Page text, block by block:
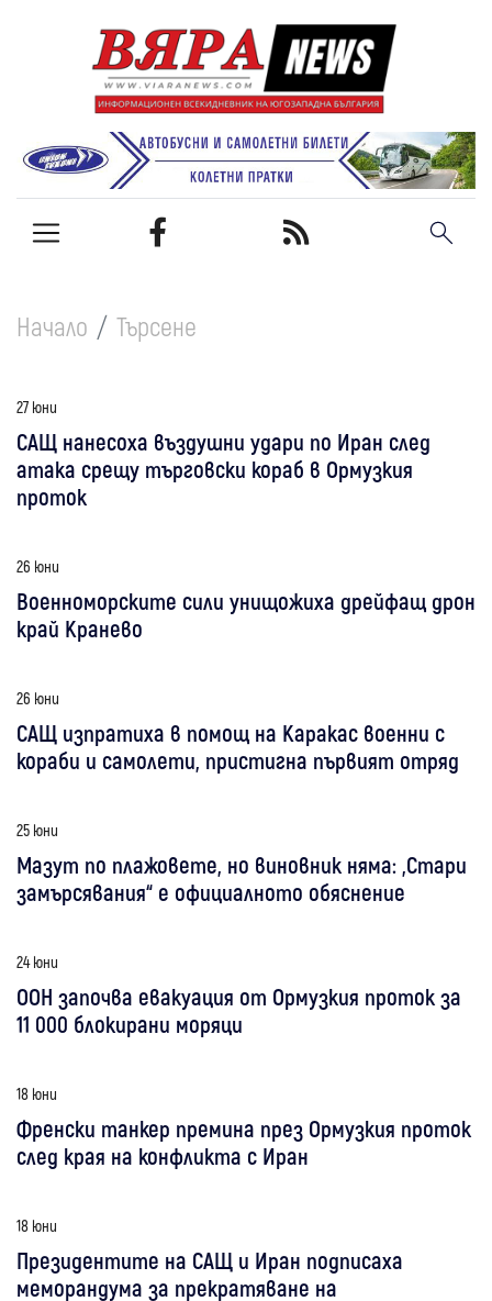
Начало Търсене
27 юни
САЩ нанесоха въздушни удари по Иран след
атака срещу търговски кораб в Ормузкия
проток
26 юни
Военноморските сили унищожиха дрейфащ дрон
край Кранево
26 юни
САЩ изпратиха в помощ на Каракас военни с
кораби и самолети, пристигна първият отряд
25 юни
Мазут по плажовете, но виновник няма: „Стари
замърсявания“ е официалното обяснение
24 юни
ООН започва евакуация от Ормузкия проток за
11 000 блокирани моряци
18 юни
Френски танкер премина през Ормузкия проток
след края на конфликта с Иран
18 юни
Президентите на САЩ и Иран подписаха
меморандума за прекратяване на